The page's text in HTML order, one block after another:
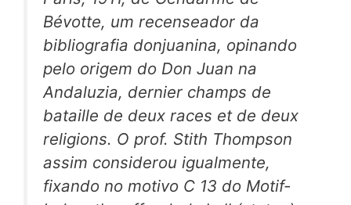
Bévotte, um recenseador da
bibliografia donjuanina, opinando
pelo origem do Don Juan na
Andaluzia, dernier champs de
bataille de deux races et de deux
religions. O prof. Stith Thompson
assim considerou igualmente,
fixando no motivo C 13 do Motif-